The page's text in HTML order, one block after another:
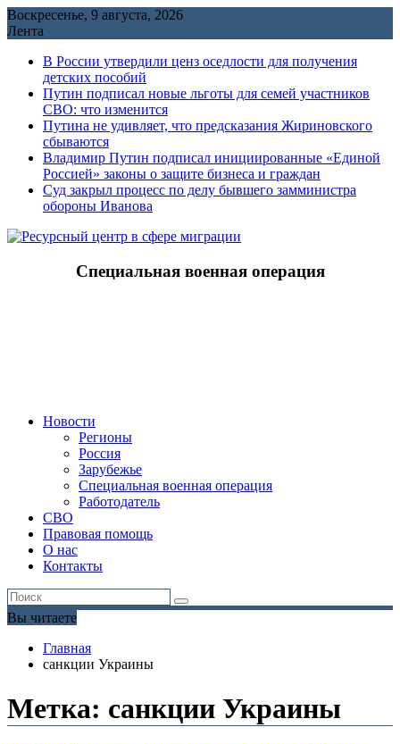
Перейти
к
Воскресенье, 9 августа, 2026
Лента
В России утвердили ценз оседлости для получения
детских пособий
Путин подписал новые льготы для семей участников
СВО: что изменится
Путина не удивляет, что предсказания Жириновского
сбываются
Владимир Путин подписал инициированные «Единой
Россией» законы о защите бизнеса и граждан
Cуд закрыл процесс по делу бывшего замминистра
обороны Иванова
Специальная военная операция
Новости
Регионы
Россия
Зарубежье
Специальная военная операция
Работодатель
СВО
Правовая помощь
О нас
Контакты
Вы читаете
Главная
санкции Украины
Метка: санкции Украины